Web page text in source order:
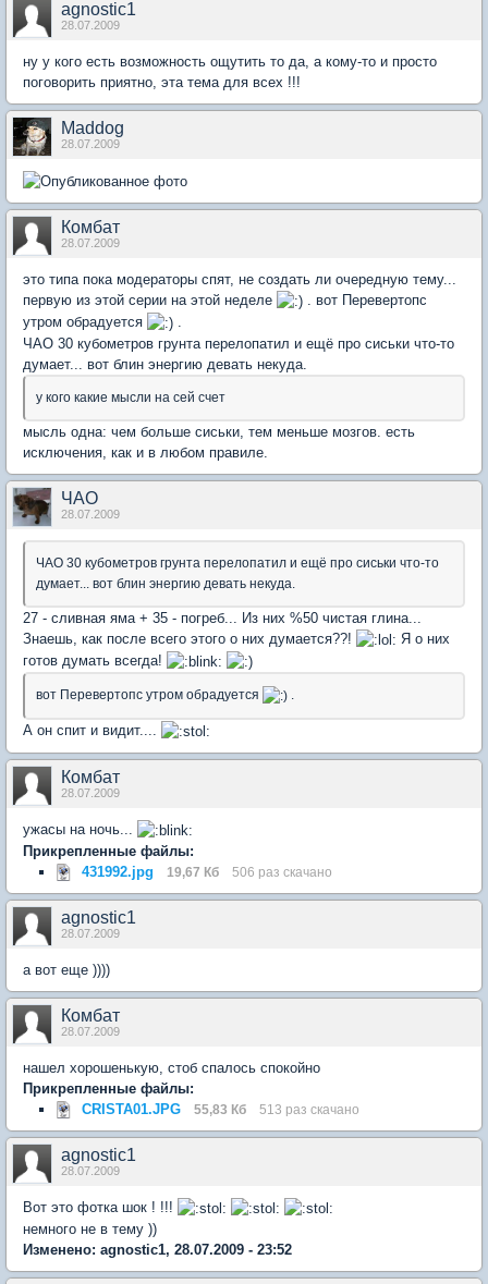
agnostic1
28.07.2009
ну у кого есть возможность ощутить то да, а кому-то и просто
поговорить приятно, эта тема для всех !!!
Maddog
28.07.2009
Комбат
28.07.2009
это типа пока модераторы спят, не создать ли очередную тему...
первую из этой серии на этой неделе
. вот Перевертопс
утром обрадуется
.
ЧАО 30 кубометров грунта перелопатил и ещё про сиськи что-то
думает... вот блин энергию девать некуда.
у кого какие мысли на сей счет
мысль одна: чем больше сиськи, тем меньше мозгов. есть
исключения, как и в любом правиле.
ЧАО
28.07.2009
ЧАО 30 кубометров грунта перелопатил и ещё про сиськи что-то
думает... вот блин энергию девать некуда.
27 - сливная яма + 35 - погреб... Из них %50 чистая глина...
Знаешь, как после всего этого о них думается??!
Я о них
готов думать всегда!
вот Перевертопс утром обрадуется .
А он спит и видит....
Комбат
28.07.2009
ужасы на ночь...
Прикрепленные файлы:
431992.jpg
19,67 Кб 506 раз скачано
agnostic1
28.07.2009
а вот еще ))))
Комбат
28.07.2009
нашел хорошенькую, стоб спалось спокойно
Прикрепленные файлы:
CRISTA01.JPG
55,83 Кб 513 раз скачано
agnostic1
28.07.2009
Вот это фотка шок ! !!!
немного не в тему ))
Изменено: agnostic1, 28.07.2009 - 23:52